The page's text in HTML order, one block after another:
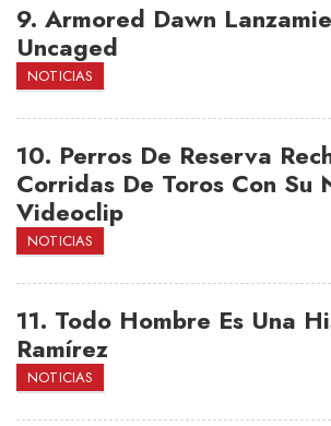
9. Armored Dawn
Uncaged
NOTICIAS
10. Perros De Reserva
Corridas De Toros Con Su
Videoclip
NOTICIAS
11. Todo Hombre Es Una
Ramírez
NOTICIAS